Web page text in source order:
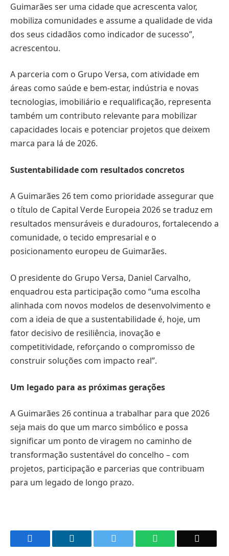
Guimarães ser uma cidade que acrescenta valor,
mobiliza comunidades e assume a qualidade de vida
dos seus cidadãos como indicador de sucesso”,
acrescentou.
A parceria com o Grupo Versa, com atividade em
áreas como saúde e bem-estar, indústria e novas
tecnologias, imobiliário e requalificação, representa
também um contributo relevante para mobilizar
capacidades locais e potenciar projetos que deixem
marca para lá de 2026.
Sustentabilidade com resultados concretos
A Guimarães 26 tem como prioridade assegurar que
o título de Capital Verde Europeia 2026 se traduz em
resultados mensuráveis e duradouros, fortalecendo a
comunidade, o tecido empresarial e o
posicionamento europeu de Guimarães.
O presidente do Grupo Versa, Daniel Carvalho,
enquadrou esta participação como “uma escolha
alinhada com novos modelos de desenvolvimento e
com a ideia de que a sustentabilidade é, hoje, um
fator decisivo de resiliência, inovação e
competitividade, reforçando o compromisso de
construir soluções com impacto real”.
Um legado para as próximas gerações
A Guimarães 26 continua a trabalhar para que 2026
seja mais do que um marco simbólico e possa
significar um ponto de viragem no caminho de
transformação sustentável do concelho – com
projetos, participação e parcerias que contribuam
para um legado de longo prazo.
WhatsApp